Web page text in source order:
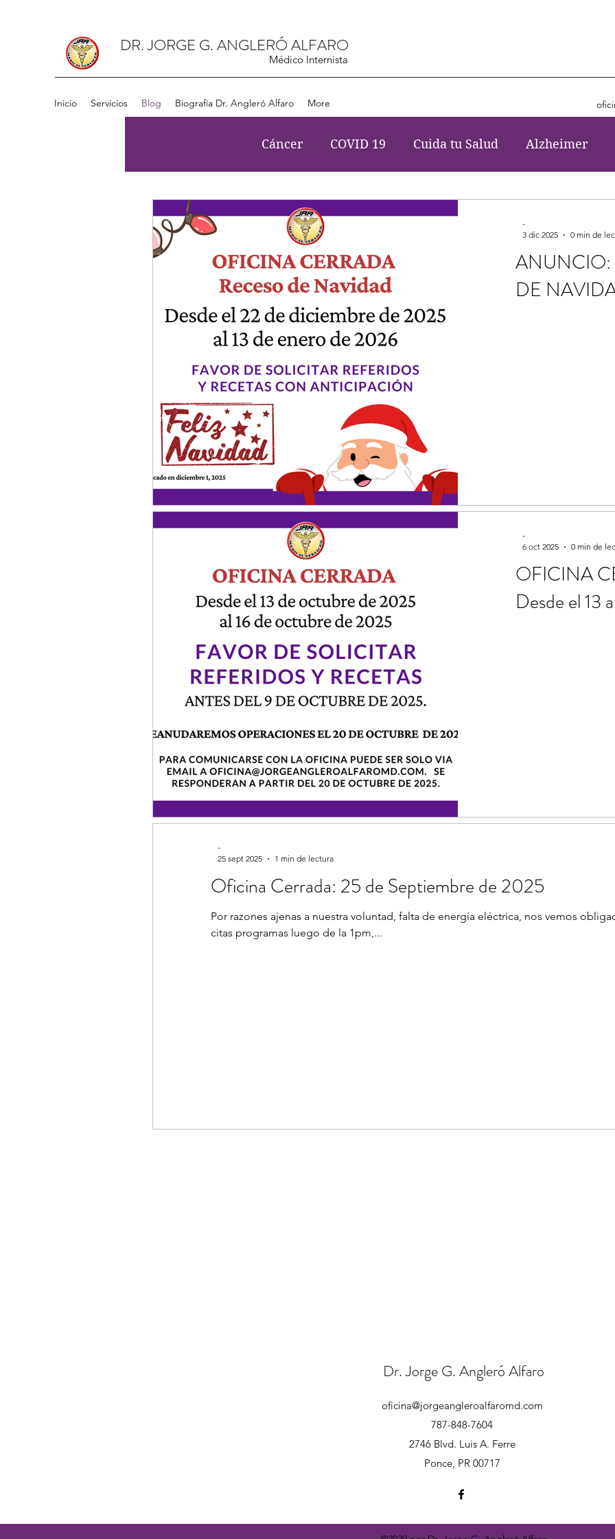
DR. JORGE G. ANGLERÓ ALFARO
Médico Internista
Inicio Servicios Blog Biografía Dr. Angleró Alfaro More
Cáncer COVID 19 Cuida tu Salud Alzheimer
Enfermedades Crónicas Diabetes Parkinson Cardiovascular
Enfermedad Renal Artritis Pacientes con úlceras ASMA
Síndrome del intestino irritable Anuncios Oficina
ANUNCIO:
DE
-
3 dic 2025
0 min de
OFICINA
Desde el 13
-
6 oct 2025
0 min de
Oficina Cerrada: 25 de Septiembre de 2025
Por razones ajenas a nuestra voluntad, falta de energía eléctrica, nos vemos
citas programas luego de la 1pm,...
-
25 sept 2025
1 min de lectura
Dr. Jorge G. Angleró Alfaro
oficina@jorgeangleroalfaromd.com
787-848-7604
2746 Blvd. Luis A. Ferre
Ponce, PR 00717